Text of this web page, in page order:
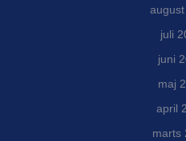
juli
juni
maj
april
marts